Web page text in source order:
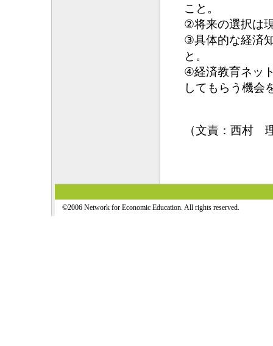
こと。
②将来の選択は
③具体的な経済
と。
④経済教育ネッ
してもらう機会
（文責：西村
©2006 Network for Economic Education. All rights reserved.